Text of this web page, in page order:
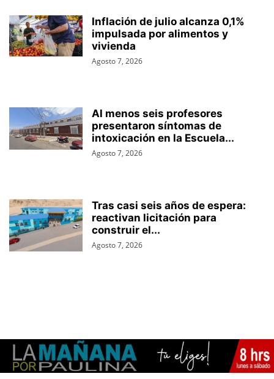
Inflación de julio alcanza 0,1%
impulsada por alimentos y
vivienda
Agosto 7, 2026
Al menos seis profesores
presentaron síntomas de
intoxicación en la Escuela...
Agosto 7, 2026
Tras casi seis años de espera:
reactivan licitación para
construir el...
Agosto 7, 2026